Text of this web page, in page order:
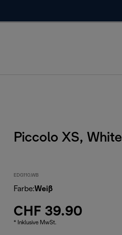
Piccolo XS, White
EDG110.WB
Farbe:Weiß
CHF 39.90
* Inklusive MwSt.